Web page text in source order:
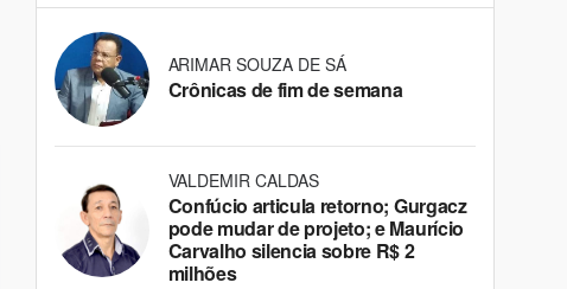
ARIMAR SOUZA DE SÁ
Crônicas de fim de semana
VALDEMIR CALDAS
Confúcio articula retorno; Gurgacz
pode mudar de projeto; e Maurício
Carvalho silencia sobre R$ 2
milhões